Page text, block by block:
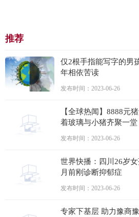
推荐
仅2根手指能写字的男
年相依苦读
发布时间：2023-06-26
【全球热闻】8888元
着玻璃与小猪齐聚一堂
发布时间：2023-06-26
世界快播：四川26岁
月前刚诊断抑郁症
发布时间：2023-06-26
专家下基层 助力豫商